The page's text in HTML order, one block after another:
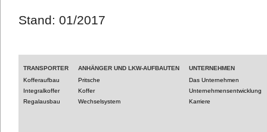
Stand: 01/2017
TRANSPORTER
Kofferaufbau
Integralkoffer
Regalausbau
ANHÄNGER UND LKW-AUFBAUTEN
Pritsche
Koffer
Wechselsystem
UNTERNEHMEN
Das Unternehmen
Unternehmensentwicklung
Karriere